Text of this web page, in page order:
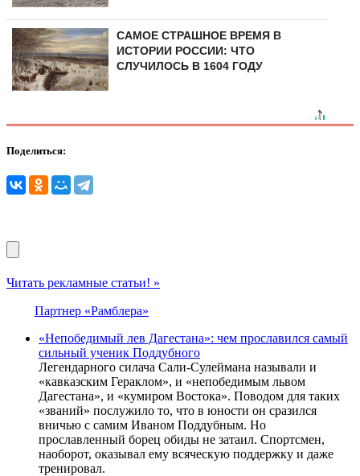
САМОЕ СТРАШНОЕ ВРЕМЯ В
ИСТОРИИ РОССИИ: ЧТО
СЛУЧИЛОСЬ В 1604 ГОДУ
Поделиться:
Читать рекламные статьи! »
Партнер «Рамблера»
«Непобедимый лев Дагестана»: чем прославился самый
сильный ученик Поддубного
Легендарного силача Сали-Сулеймана называли и
«кавказским Гераклом», и «непобедимым львом
Дагестана», и «кумиром Востока». Поводом для таких
«званий» послужило то, что в юности он сразился
вничью с самим Иваном Поддубным. Но
прославленный борец обиды не затаил. Спортсмен,
наоборот, оказывал ему всяческую поддержку и даже
тренировал.